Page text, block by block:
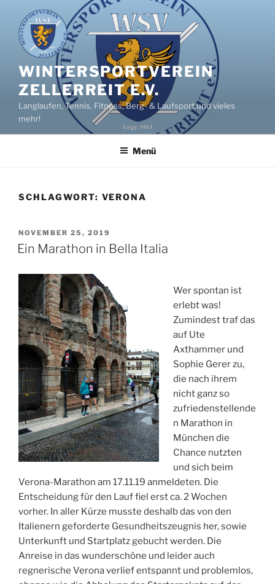
Inhalt
springen
WINTERSPORTVEREIN
ZELLERREIT E.V.
Langlaufen, Tennis, Fitness, Berg- & Laufsport und vieles
mehr!
Menü
SCHLAGWORT: VERONA
VERÖFFENTLICHT
AM
NOVEMBER 25, 2019
Ein Marathon in Bella Italia
Wer spontan ist
erlebt was!
Zumindest traf das
auf Ute
Axthammer und
Sophie Gerer zu,
die nach ihrem
nicht ganz so
zufriedenstellende
n Marathon in
München die
Chance nutzten
und sich beim
Verona-Marathon am 17.11.19 anmeldeten. Die
Entscheidung für den Lauf fiel erst ca. 2 Wochen
vorher. In aller Kürze musste deshalb das von den
Italienern geforderte Gesundheitszeugnis her, sowie
Unterkunft und Startplatz gebucht werden. Die
Anreise in das wunderschöne und leider auch
regnerische Verona verlief entspannt und problemlos,